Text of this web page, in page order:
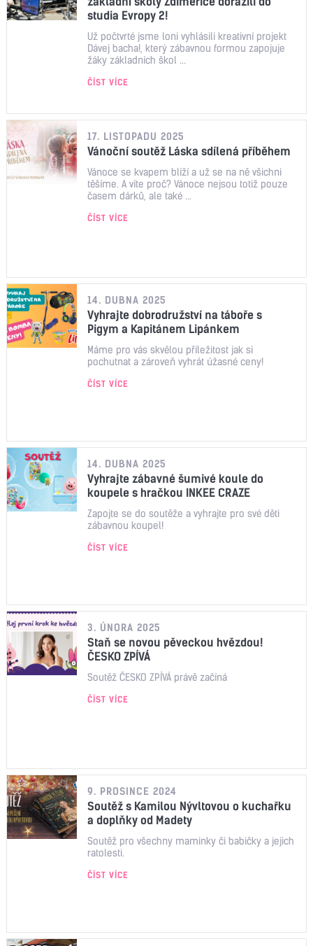
studia Evropy 2!
Už počtvrté jsme loni vyhlásili kreativní projekt
Dávej bacha!, který zábavnou formou zapojuje
žáky základních škol ...
ČÍST VÍCE
17. LISTOPADU 2025
Vánoční soutěž Láska sdílená příběhem
Vánoce se kvapem blíží a už se na ně všichni
těšíme. A víte proč? Vánoce nejsou totiž pouze
časem dárků, ale také ...
ČÍST VÍCE
14. DUBNA 2025
Vyhrajte dobrodružství na táboře s
Pigym a Kapitánem Lipánkem
Máme pro vás skvělou příležitost jak si
pochutnat a zároveň vyhrát úžasné ceny!
ČÍST VÍCE
14. DUBNA 2025
Vyhrajte zábavné šumivé koule do
koupele s hračkou INKEE CRAZE
Zapojte se do soutěže a vyhrajte pro své děti
zábavnou koupel!
ČÍST VÍCE
3. ÚNORA 2025
Staň se novou pěveckou hvězdou!
ČESKO ZPÍVÁ
Soutěž ČESKO ZPÍVÁ právě začíná
ČÍST VÍCE
9. PROSINCE 2024
Soutěž s Kamilou Nývltovou o kuchařku
a doplňky od Madety
Soutěž pro všechny maminky či babičky a jejich
ratolesti.
ČÍST VÍCE